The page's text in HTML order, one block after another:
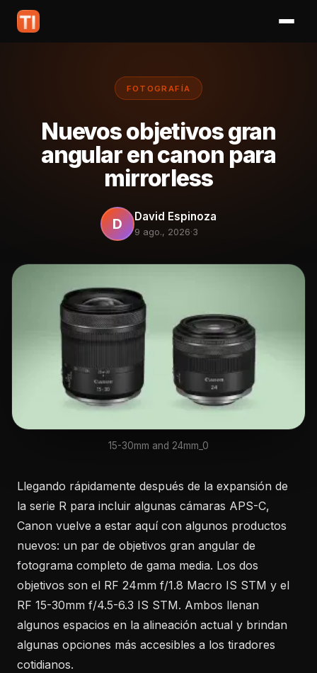
FOTOGRAFÍA
Nuevos objetivos gran
angular en canon para
mirrorless
D David Espinoza
9 ago., 2026·3
15-30mm and 24mm_0
Llegando rápidamente después de la expansión de
la serie R para incluir algunas cámaras APS-C,
Canon vuelve a estar aquí con algunos productos
nuevos: un par de objetivos gran angular de
fotograma completo de gama media. Los dos
objetivos son el RF 24mm f/1.8 Macro IS STM y el
RF 15-30mm f/4.5-6.3 IS STM. Ambos llenan
algunos espacios en la alineación actual y brindan
algunas opciones más accesibles a los tiradores
cotidianos.